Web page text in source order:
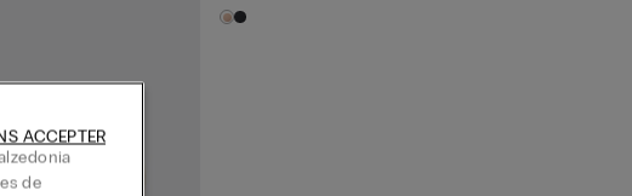
de
ACCEPTER